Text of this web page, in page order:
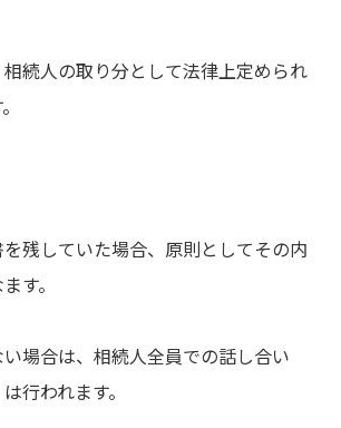
続人の取り分として法律上定められ
残していた場合、原則としてその内
す。
場合は、相続人全員での話し合い
行われます。